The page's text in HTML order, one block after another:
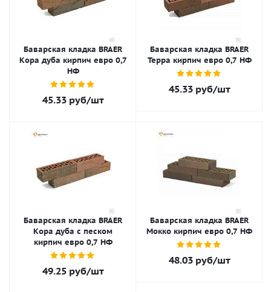
Баварская кладка BRAER
Кора дуба кирпич евро 0,7
НФ
45.33руб/шт
Баварская кладка BRAER
Терра кирпич евро 0,7 НФ
45.33руб/шт
Баварская кладка BRAER
Кора дуба с песком
кирпич евро 0,7 НФ
49.25руб/шт
Баварская кладка BRAER
Мокко кирпич евро 0,7 НФ
48.03руб/шт